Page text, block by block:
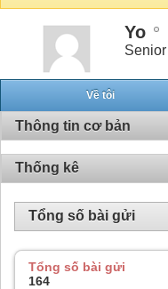
Yo
Về tôi
Thông tin cơ bản
Thống kê
Tổng số bài gửi
Tổng số bài gửi
164